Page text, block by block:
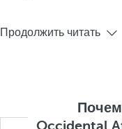
Продолжить читать